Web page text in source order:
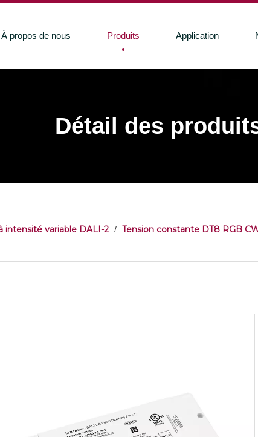
À propos de nous Produits Application
Détail des
intensité variable DALI-2 / Tension constante DT8 RGB